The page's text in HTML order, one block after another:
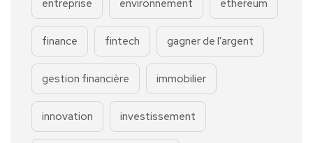
entreprise environnement ethereum
finance fintech gagner de l'argent
gestion financière immobilier
innovation investissement